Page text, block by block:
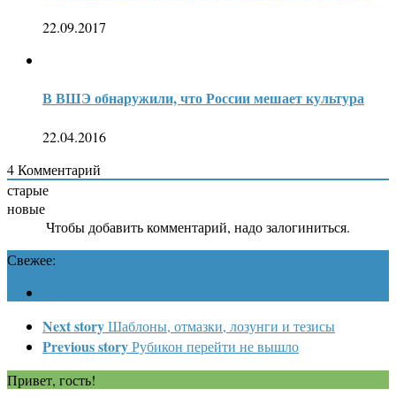
22.09.2017
В ВШЭ обнаружили, что России мешает культура
22.04.2016
4Комментарий
старые
новые
Чтобы добавить комментарий, надо залогиниться.
Свежее:
Next storyШаблоны, отмазки, лозунги и тезисы
Previous storyРубикон перейти не вышло
Привет, гость!